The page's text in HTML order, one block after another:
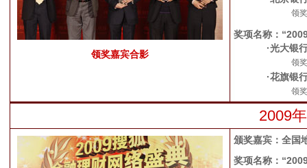
领奖嘉宾合影
领
奖项名称：
·光大银
领
·花旗银
领
2009
颁奖嘉宾：全国
奖项名称：